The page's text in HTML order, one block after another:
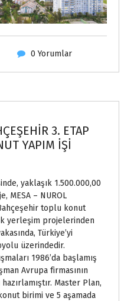
0 Yorumlar
3. ETAP
YAPIM İŞİ
yaklaşık 1.500.000,00
MESA – NUROL
toplu konut
yerleşim projelerinden
Türkiye’yi
üzerindedir.
1986’da başlamış
Avrupa firmasının
Master Plan,
birimi ve 5 aşamada